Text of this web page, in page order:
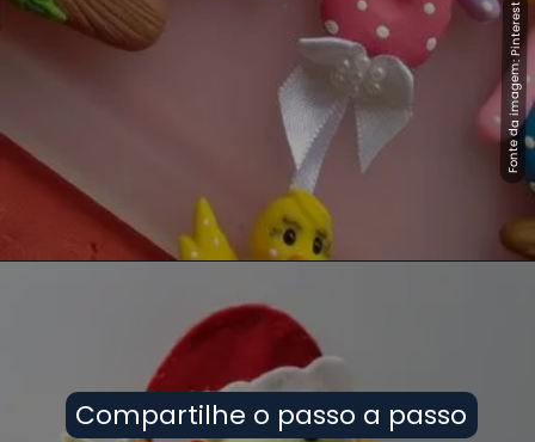
Fonte da imagem: Pinterest
Fonte da imagem: Pinterest
Compartilhe o passo a passo
Compartilhe o passo a passo